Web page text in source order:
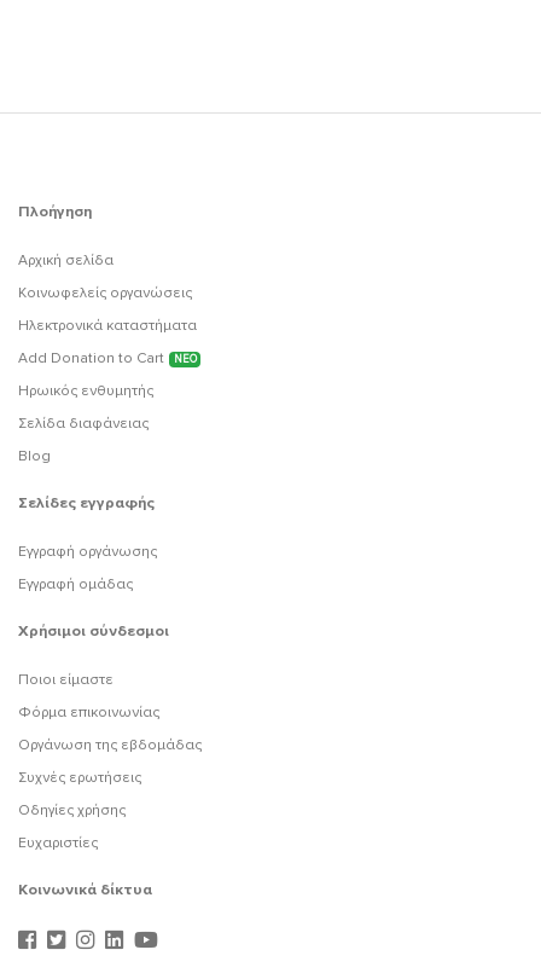
Πλοήγηση
Αρχική σελίδα
Κοινωφελείς οργανώσεις
Ηλεκτρονικά καταστήματα
Add Donation to Cart
ΝΕΟ
Ηρωικός ενθυμητής
Σελίδα διαφάνειας
Blog
Σελίδες εγγραφής
Εγγραφή οργάνωσης
Εγγραφή ομάδας
Χρήσιμοι σύνδεσμοι
Ποιοι είμαστε
Φόρμα επικοινωνίας
Οργάνωση της εβδομάδας
Συχνές ερωτήσεις
Οδηγίες χρήσης
Ευχαριστίες
Κοινωνικά δίκτυα